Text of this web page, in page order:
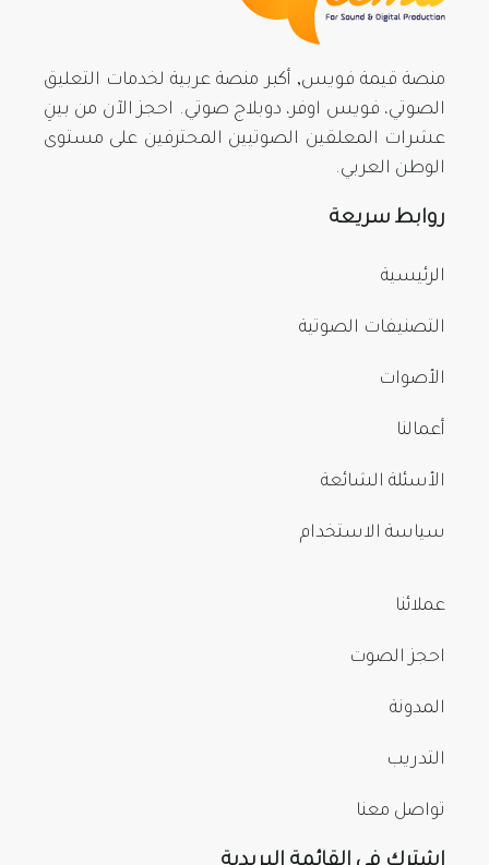
منصة قيمة فويس, أكبر منصة عربية لخدمات التعليق
الصوتي، فويس اوفر، دوبلاج صوتي. احجز الآن من بينِ
عشرات المعلقين الصوتيين المحترفين على مستوى
الوطن العربي.
روابط سريعة
الرئيسية
التصنيفات الصوتية
الأصوات
أعمالنا
الأسئلة الشائعة
سياسة الاستخدام
عملائنا
احجز الصوت
المدونة
التدريب
تواصل معنا